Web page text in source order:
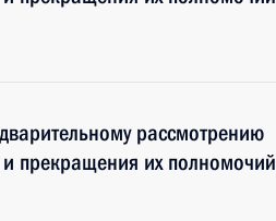
рассмотрению
прекращения их полномочий